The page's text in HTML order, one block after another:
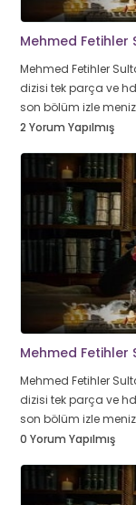
Mehmed Fetihler
Mehmed Fetihler
dizisi tek parça ve
son bölüm izle
2 Yorum Yapılmış
Mehmed Fetihler
Mehmed Fetihler
dizisi tek parça ve
son bölüm izle
0 Yorum Yapılmış